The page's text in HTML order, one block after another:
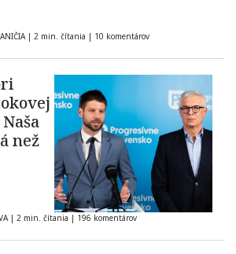
| 2 min. čítania | 10 komentárov
než
| 2 min. čítania | 196 komentárov